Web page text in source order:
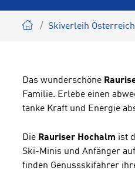
Skiverleih Österreich
Das wunderschöne
Familie. Erlebe einen
tanke Kraft und Energie
Die Rauriser Hochalm ist
Ski-Minis und Anfänger
finden Genussskifahrer